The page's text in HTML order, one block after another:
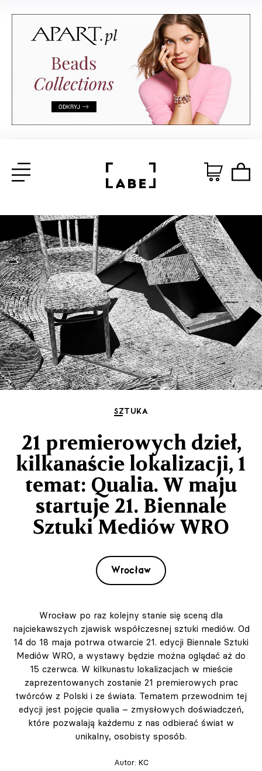
SZTUKA
21 premierowych dzieł,
kilkanaście lokalizacji, 1
temat: Qualia. W maju
startuje 21. Biennale
Sztuki Mediów WRO
Wrocław
Wrocław po raz kolejny stanie się sceną dla
najciekawszych zjawisk współczesnej sztuki mediów. Od
14 do 18 maja potrwa otwarcie 21. edycji Biennale Sztuki
Mediów WRO, a wystawy będzie można oglądać aż do
15 czerwca. W kilkunastu lokalizacjach w mieście
zaprezentowanych zostanie 21 premierowych prac
twórców z Polski i ze świata. Tematem przewodnim tej
edycji jest pojęcie qualia – zmysłowych doświadczeń,
które pozwalają każdemu z nas odbierać świat w
unikalny, osobisty sposób.
Autor: KC